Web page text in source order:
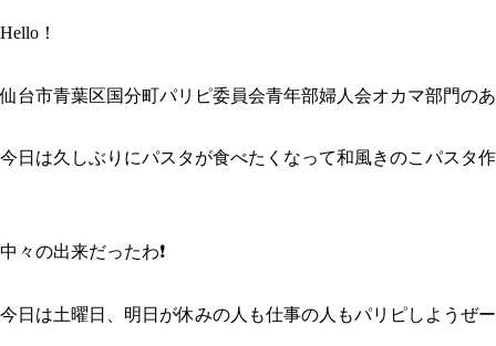
Hello！
仙台市青葉区国分町パリピ委員会青年部婦人会オカマ部門のあ
今日は久しぶりにパスタが食べたくなって和風きのこパスタ作
中々の出来だったわ❗️
今日は土曜日、明日が休みの人も仕事の人もパリピしようぜ